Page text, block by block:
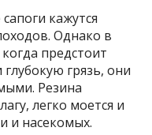
кажутся
Однако в
предстоит
грязь, они
Резина
легко моется и
и насекомых.